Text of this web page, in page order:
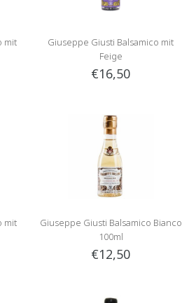
mit
Giuseppe Giusti Balsamico mit
Feige
€16,50
mit
Giuseppe Giusti Balsamico Bianco
100ml
€12,50